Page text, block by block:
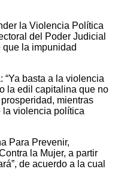
la Violencia Política
del Poder Judicial
la impunidad
“Ya basta a la violencia
la edil capitalina que no
mientras
la violencia política
Para Prevenir,
la Mujer, a partir
de acuerdo a la cual